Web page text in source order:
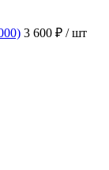
3 600 ₽ / шт